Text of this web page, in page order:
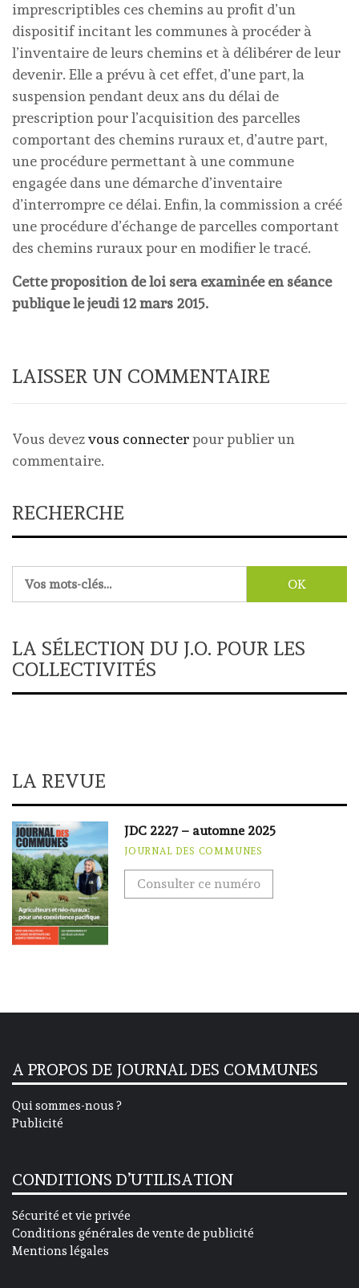
imprescriptibles ces chemins au profit d’un
dispositif incitant les communes à procéder à
l’inventaire de leurs chemins et à délibérer de leur
devenir. Elle a prévu à cet effet, d’une part, la
suspension pendant deux ans du délai de
prescription pour l’acquisition des parcelles
comportant des chemins ruraux et, d’autre part,
une procédure permettant à une commune
engagée dans une démarche d’inventaire
d’interrompre ce délai. Enfin, la commission a créé
une procédure d’échange de parcelles comportant
des chemins ruraux pour en modifier le tracé.
Cette proposition de loi sera examinée en séance
publique le jeudi 12 mars 2015.
LAISSER UN COMMENTAIRE
Vous devezvous connecterpour publier un
commentaire.
RECHERCHE
LA SÉLECTION DU J.O. POUR LES
COLLECTIVITÉS
LA REVUE
JDC 2227 – automne 2025
JOURNAL DES COMMUNES
Consulter ce numéro
A PROPOS DE JOURNAL DES COMMUNES
Qui sommes-nous ?
Publicité
CONDITIONS D’UTILISATION
Sécurité et vie privée
Conditions générales de vente de publicité
Mentions légales